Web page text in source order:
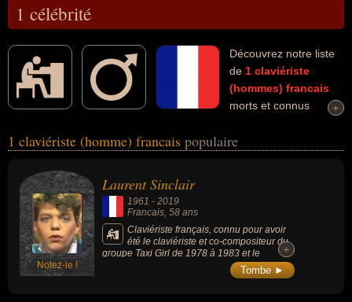
1 célébrité
Découvrez notre liste
de 1 claviériste
(hommes) francais
morts et connus
sexe masculin) peuvent avoir des liens variés dans les domaines
également avoir été artiste, compositeur, compositeur de variétés
ou musicien.
+
+
1 claviériste (homme) francais populaire
Notez-le !
Laurent Sinclair
1961 - 2019
Francais, 58 ans
Claviériste français, connu pour avoir
été le claviériste et co-compositeur du
groupe Taxi Girl de 1978 à 1983 et le
compositeur de leur plus grand tube «
+
+
Tombe ►